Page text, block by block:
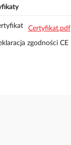
Certyfikat.pdf